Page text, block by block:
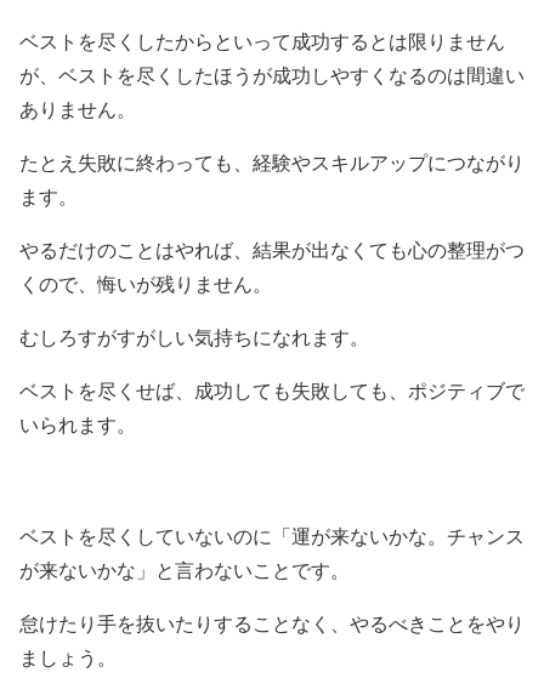
ベストを尽くしたからといって成功するとは限りません
が、ベストを尽くしたほうが成功しやすくなるのは間違い
ありません。
たとえ失敗に終わっても、経験やスキルアップにつながり
ます。
やるだけのことはやれば、結果が出なくても心の整理がつ
くので、悔いが残りません。
むしろすがすがしい気持ちになれます。
ベストを尽くせば、成功しても失敗しても、ポジティブで
いられます。
ベストを尽くしていないのに「運が来ないかな。チャンス
が来ないかな」と言わないことです。
怠けたり手を抜いたりすることなく、やるべきことをやり
ましょう。